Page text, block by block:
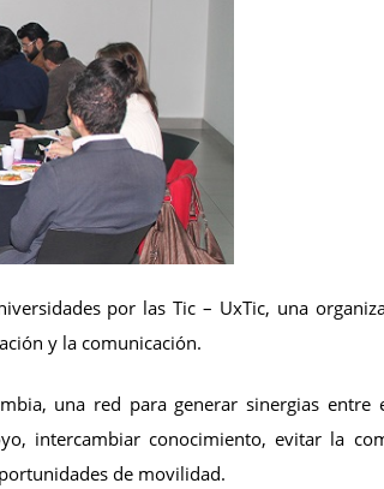
por las Tic – UxTic, una
y la comunicación.
una red para generar sinergias entre
intercambiar conocimiento, evitar la
de movilidad.